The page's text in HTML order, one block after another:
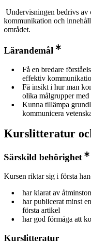
Undervisningen bedrivs av
kommunikation och
området.
Lärandemål
Få en bredare
effektiv
Få insikt i hur man
olika målgrupper
Kunna tillämpa
kommunicera
Kurslitteratur
Särskild behörighet
Kursen riktar sig i första
har klarat av
har publicerat minst
första artikel
har god förmåga att
Kurslitteratur